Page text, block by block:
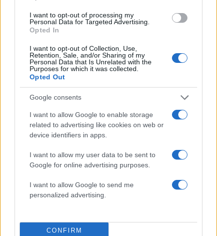
I want to opt-out of processing my
Personal Data for Targeted Advertising.
Opted In
I want to opt-out of Collection, Use,
Retention, Sale, and/or Sharing of my
Personal Data that Is Unrelated with the
Purposes for which it was collected.
Opted Out
Google consents
I want to allow Google to enable storage
related to advertising like cookies on web or
device identifiers in apps.
I want to allow my user data to be sent to
Google for online advertising purposes.
I want to allow Google to send me
personalized advertising.
CONFIRM
δύο καταθέσεις «κλειδί» της συζύγου του
26χρονου Αφγανού – Το στίγμα του
κινητού, η θεία από την Ινδία και τα
Η Ελένη Φωτοπούλου ευχήθηκε για τη
γιορτή του Άκη Παυλόπουλου: «Δεκαπέντε
χρόνια μου διδάσκει υπομονή και αγάπη»
«Αφιέρωσε τη ζωή της στο να βοηθά
ανθρώπους που είχαν ανάγκη» - Η πρώτη
δήλωση της οικογένειας της 38χρονης
Λίζα που βρέθηκε νεκρή στην Κυψέλη
Αριστοτέλης Δαμίγος: Στο Αποτεφρωτήριο
Ριτσώνας το «ύστατο χαίρε» στον Έλληνα
Ψάθα
Πιο σχολιασμένα
Κύπρου: «Ισχυρή ψήφος εμπιστοσύνης» η
είσοδος της Meridiam στην GSI